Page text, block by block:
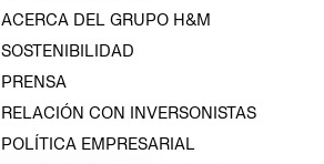
ACERCA DEL GRUPO H&M
SOSTENIBILIDAD
PRENSA
RELACIÓN CON INVERSONISTAS
POLÍTICA EMPRESARIAL